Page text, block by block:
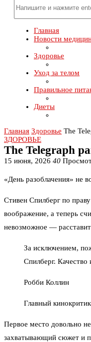
Главная
Новости
Здоровье
Уход за телом
Правильное
Диеты
Главная Здоровье The
ЗДОРОВЬЕ
The Telegraph
15 июня, 2026 40
«День разоблачения» не
Стивен Спилберг по
воображение, а теперь
невозможное —
За исключением,
Спилберг.
Робби Коллин
Главный
Первое место довольно
захватывающий сюжет и